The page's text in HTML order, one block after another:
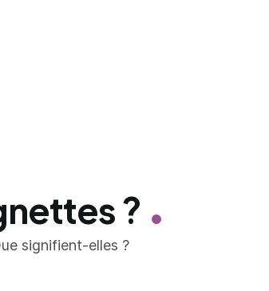
?
signifient-elles ?